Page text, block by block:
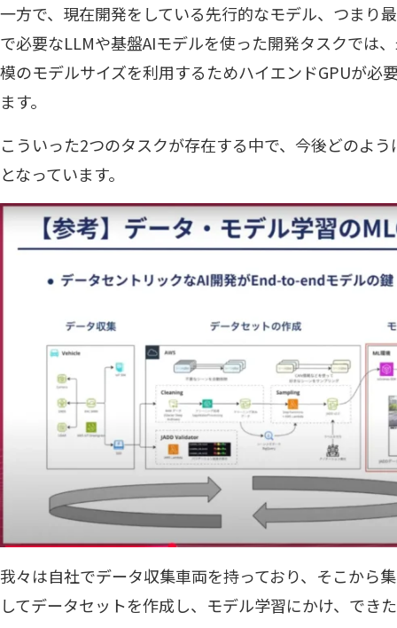
一方で、現在開発をしている先行的なモデル、つまり
で必要なLLMや基盤AIモデルを使った開発タスクでは
模のモデルサイズを利用するためハイエンドGPUが必
ます。
こういった2つのタスクが存在する中で、今後どのよ
となっています。
我々は自社でデータ収集車両を持っており、そこから
してデータセットを作成し、モデル学習にかけ、でき